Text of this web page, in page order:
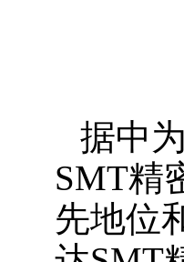
据中
SMT精
先地位